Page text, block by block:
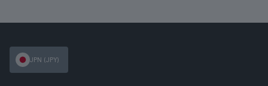
JPN (JPY)